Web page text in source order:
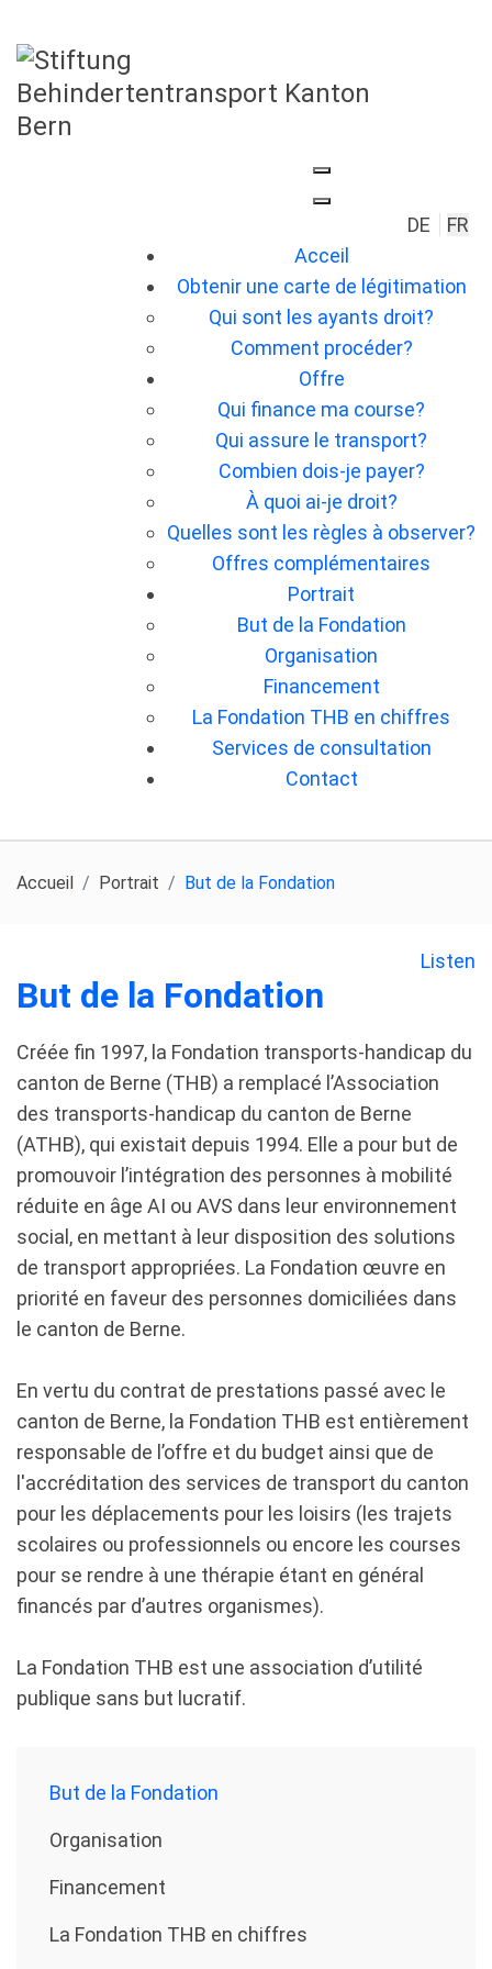
DE
FR
Acceil
Obtenir une carte de légitimation
Qui sont les ayants droit?
Comment procéder?
Offre
Qui finance ma course?
Qui assure le transport?
Combien dois-je payer?
À quoi ai-je droit?
Quelles sont les règles à observer?
Offres complémentaires
Portrait
But de la Fondation
Organisation
Financement
La Fondation THB en chiffres
Services de consultation
Contact
Accueil Portrait But de la Fondation
Listen
But de la Fondation
Créée fin 1997, la Fondation transports-handicap du
canton de Berne (THB) a remplacé l’Association
des transports-handicap du canton de Berne
(ATHB), qui existait depuis 1994. Elle a pour but de
promouvoir l’intégration des personnes à mobilité
réduite en âge AI ou AVS dans leur environnement
social, en mettant à leur disposition des solutions
de transport appropriées. La Fondation œuvre en
priorité en faveur des personnes domiciliées dans
le canton de Berne.
En vertu du contrat de prestations passé avec le
canton de Berne, la Fondation THB est entièrement
responsable de l’offre et du budget ainsi que de
l'accréditation des services de transport du canton
pour les déplacements pour les loisirs (les trajets
scolaires ou professionnels ou encore les courses
pour se rendre à une thérapie étant en général
financés par d’autres organismes).
La Fondation THB est une association d’utilité
publique sans but lucratif.
But de la Fondation
Organisation
Financement
La Fondation THB en chiffres